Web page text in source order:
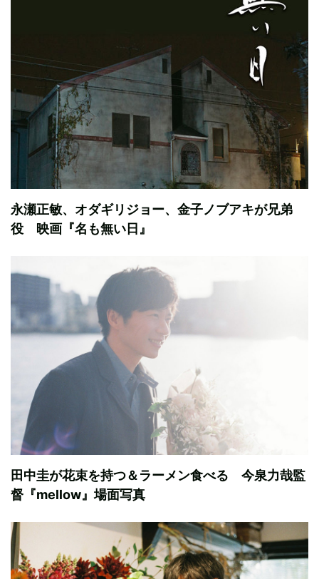
永瀬正敏、オダギリジョー、金子ノブアキが兄弟
役 映画『名も無い日』
田中圭が花束を持つ＆ラーメン食べる 今泉力哉監
督『mellow』場面写真